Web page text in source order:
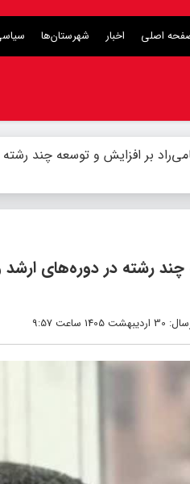
اصلی اخبار شهرستان‌ها
بر افزایش و توسعه چند
چند رشته در دوره‌های
ساعت 9:57